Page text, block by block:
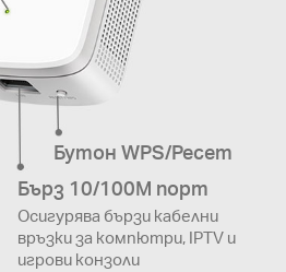
Бърз 10/100M порт
Осигурява бързи кабелни
връзки за компютри, IPTV и
игрови конзоли
Бутон WPS/Ресет